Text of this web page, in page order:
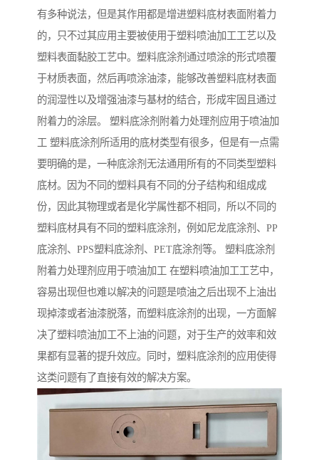
有多种说法，但是其作用都是增进塑料底材表面附着力
的，只不过其应用主要被使用于塑料喷油加工工艺以及
塑料表面黏胶工艺中。塑料底涂剂通过喷涂的形式喷覆
于材质表面，然后再喷涂油漆，能够改善塑料底材表面
的润湿性以及增强油漆与基材的结合，形成牢固且通过
附着力的涂层。 塑料底涂剂附着力处理剂应用于喷油加
工 塑料底涂剂所适用的底材类型有很多，但是有一点需
要明确的是，一种底涂剂无法通用所有的不同类型塑料
底材。因为不同的塑料具有不同的分子结构和组成成
份，因此其物理或者是化学属性都不相同，所以不同的
塑料底材具有不同的塑料底涂剂，例如尼龙底涂剂、PP
底涂剂、PPS塑料底涂剂、PET底涂剂等。 塑料底涂剂
附着力处理剂应用于喷油加工 在塑料喷油加工工艺中，
容易出现但也难以解决的问题是喷油之后出现不上油出
现掉漆或者油漆脱落，而塑料底涂剂的出现，一方面解
决了塑料喷油加工不上油的问题，对于生产的效率和效
果都有显著的提升效应。同时，塑料底涂剂的应用使得
这类问题有了直接有效的解决方案。